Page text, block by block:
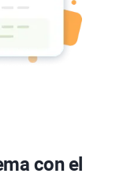
con el